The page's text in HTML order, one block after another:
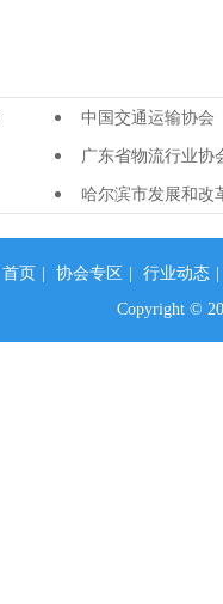
中国交通运输协会
广东省物流行业协
哈尔滨市发展和改
首页 协会专区 行业动态
Copyright ©